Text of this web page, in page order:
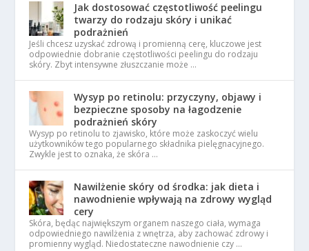
Jak dostosować częstotliwość peelingu
twarzy do rodzaju skóry i unikać
podrażnień
Jeśli chcesz uzyskać zdrową i promienną cerę, kluczowe jest
odpowiednie dobranie częstotliwości peelingu do rodzaju
skóry. Zbyt intensywne złuszczanie może …
Wysyp po retinolu: przyczyny, objawy i
bezpieczne sposoby na łagodzenie
podrażnień skóry
Wysyp po retinolu to zjawisko, które może zaskoczyć wielu
użytkowników tego popularnego składnika pielęgnacyjnego.
Zwykle jest to oznaka, że skóra …
Nawilżenie skóry od środka: jak dieta i
nawodnienie wpływają na zdrowy wygląd
cery
Skóra, będąc największym organem naszego ciała, wymaga
odpowiedniego nawilżenia z wnętrza, aby zachować zdrowy i
promienny wygląd. Niedostateczne nawodnienie czy …